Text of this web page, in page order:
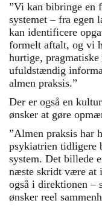
”Vi kan bibringe en
systemet – fra
kan identificere
formelt aftalt, og vi
hurtige,
ufuldstændig
almen praksis.”
Der er også en
ønsker at gøre
”Almen praksis har
psykiatrien tidligere
system. Det billede
næste skridt være at
også i direktionen –
ønsker reel